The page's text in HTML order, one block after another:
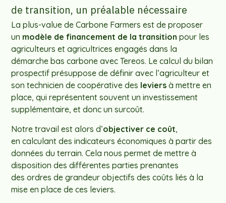
de transition, un préalable nécessaire
La plus-value de Carbone Farmers est de proposer
un modèle de financement de la transitionpour les
agriculteurs et agricultrices engagés dans la
démarche bas carbone avec Tereos. Le calcul du bilan
prospectif présuppose de définir avec l’agriculteur et
son technicien de coopérative des leviersà mettre en
place, qui représentent souvent un investissement
supplémentaire, et donc un surcoût.
Notre travail est alors d’objectiver ce coût,
en calculant des indicateurs économiques à partir des
données du terrain. Cela nous permet de mettre à
disposition des différentes parties prenantes
des ordres de grandeur objectifs des coûts liés à la
mise en place de ces leviers.